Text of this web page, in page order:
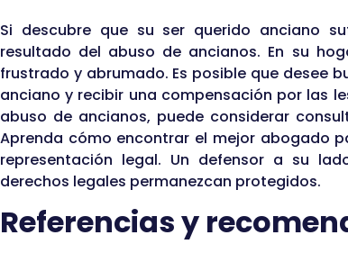
Si descubre que su ser querido anciano
resultado del abuso de ancianos. En su
frustrado y abrumado. Es posible que desee
anciano y recibir una compensación por las
abuso de ancianos, puede considerar
Aprenda cómo encontrar el mejor abogado
representación legal. Un defensor a su
derechos legales permanezcan protegidos.
Referencias y